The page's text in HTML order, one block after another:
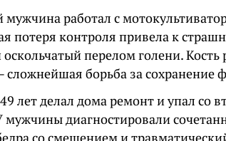
мужчина работал с
потеря контроля привела к
перелом голени. Кость
сложнейшая борьба за сохранение
лет делал дома ремонт и упал со
мужчины диагностировали
со смещением и